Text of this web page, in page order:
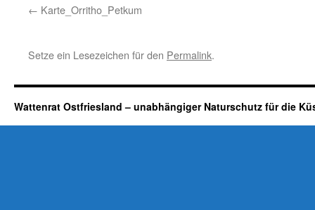
Karte_Orritho_Petkum
Setze ein Lesezeichen für den Permalink.
Wattenrat Ostfriesland – unabhängiger Naturschutz für die